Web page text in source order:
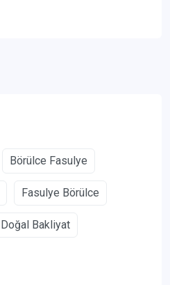
Börülce Fasulye
Fasulye Börülce
Doğal Bakliyat